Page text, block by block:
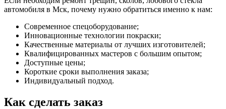
автомобиля в Мск, почему нужно обратиться именно к нам:
Современное спецоборудование;
Инновационные технологии покраски;
Качественные материалы от лучших изготовителей;
Квалифицированных мастеров с большим опытом;
Доступные цены;
Короткие сроки выполнения заказа;
Индивидуальный подход.
Как сделать заказ